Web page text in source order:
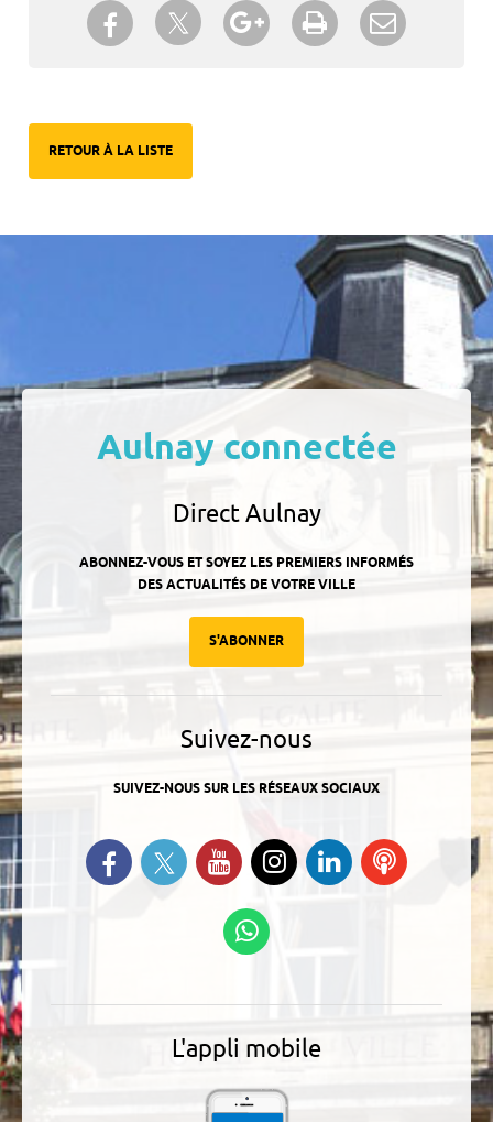
Partager sur Facebook
Partager sur TwitterPartager sur Google+
Imprimer
RETOUR À LA LISTE
Aulnay connectée
Direct Aulnay
ABONNEZ-VOUS ET SOYEZ LES PREMIERS INFORMÉS
DES ACTUALITÉS DE VOTRE VILLE
S'ABONNER
Suivez-nous
SUIVEZ-NOUS SUR LES RÉSEAUX SOCIAUX
Retrouvez-nous sur Facebook
Suivez-nous sur Twitter
Suivez-nous sur YouTube
Suivez-nous sur
Instagram
Retrouvez-
nous sur
Ecoutez
L'appli mobile